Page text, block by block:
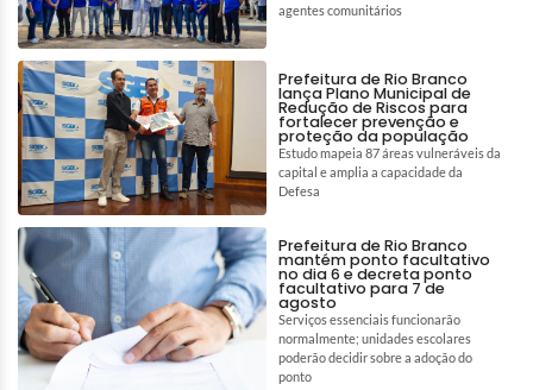
agentes comunitários
Prefeitura de Rio Branco
lança Plano Municipal de
Redução de Riscos para
fortalecer prevenção e
proteção da população
Estudo mapeia 87 áreas vulneráveis da
capital e amplia a capacidade da
Defesa
Prefeitura de Rio Branco
mantém ponto facultativo
no dia 6 e decreta ponto
facultativo para 7 de
agosto
Serviços essenciais funcionarão
normalmente; unidades escolares
poderão decidir sobre a adoção do
ponto